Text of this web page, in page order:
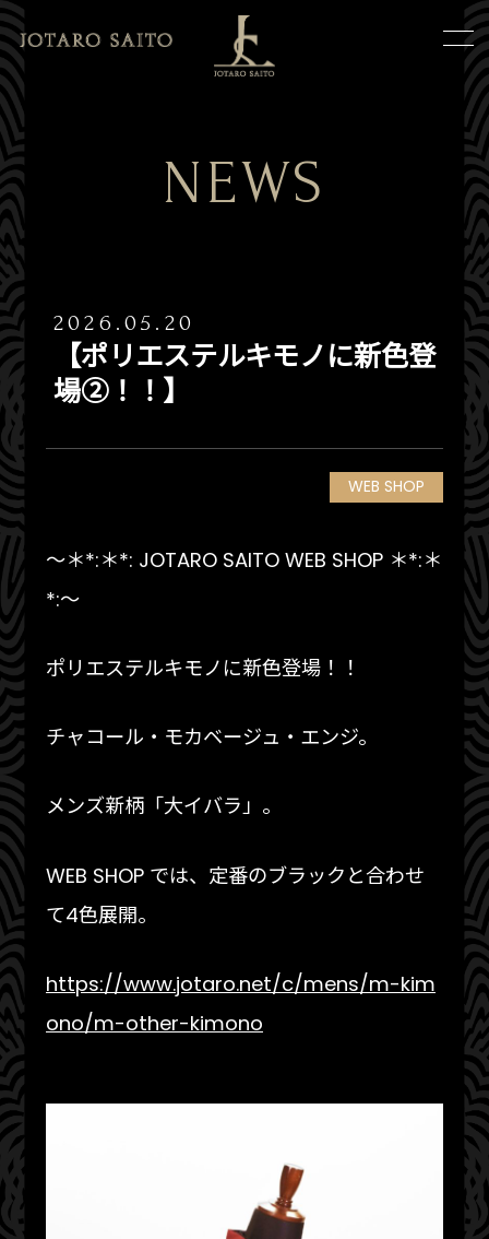
NEWS
2026.05.20
【ポリエステルキモノに新色登
場②！！】
WEB SHOP
～＊*:＊*: JOTARO SAITO WEB SHOP ＊*:＊
*:～
ポリエステルキモノに新色登場！！
チャコール・モカベージュ・エンジ。
メンズ新柄「大イバラ」。
WEB SHOP では、定番のブラックと合わせ
て4色展開。
https://www.jotaro.net/c/mens/m-kim
ono/m-other-kimono